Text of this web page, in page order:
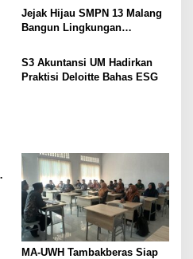
Jejak Hijau SMPN 13 Malang
Bangun Lingkungan
S3 Akuntansi UM Hadirkan
Praktisi Deloitte Bahas ESG
MA-UWH Tambakberas Siap